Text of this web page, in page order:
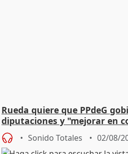
Rueda quiere que PPdeG
diputaciones y "mejorar en
ciudades
Sonido Totales 02/08/